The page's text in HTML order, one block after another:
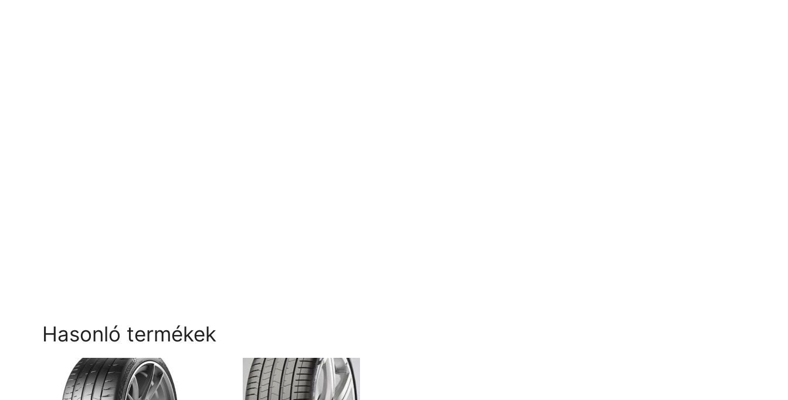
Hasonló termékek